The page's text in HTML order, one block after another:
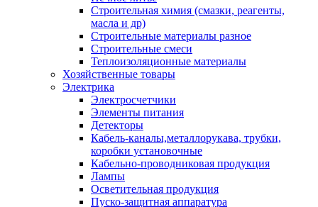
Строительная химия (смазки, реагенты,
масла и др)
Строительные материалы разное
Строительные смеси
Теплоизоляционные материалы
Хозяйственные товары
Электрика
Электросчетчики
Элементы питания
Детекторы
Кабель-каналы,металлорукава, трубки,
коробки установочные
Кабельно-проводниковая продукция
Лампы
Осветительная продукция
Пуско-защитная аппаратура